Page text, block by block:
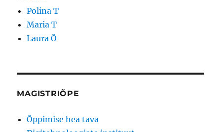
Polina T
Maria T
Laura Õ
MAGISTRIÕPE
Õppimise hea tava